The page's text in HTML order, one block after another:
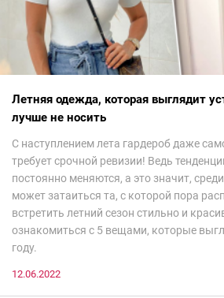
Летняя одежда, которая выглядит
лучше не носить
С наступлением лета гардероб даже
требует срочной ревизии! Ведь
постоянно меняются, а это значит,
может затаиться та, с которой пора
встретить летний сезон стильно и
ознакомиться с 5 вещами, которые
году.
12.06.2022